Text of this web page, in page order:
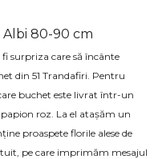
80-90 cm
surpriza care să încânte
din 51 Trandafiri. Pentru
buchet este livrat într-un
roz. La el atașăm un
proaspete florile alese de
pe care imprimăm mesajul